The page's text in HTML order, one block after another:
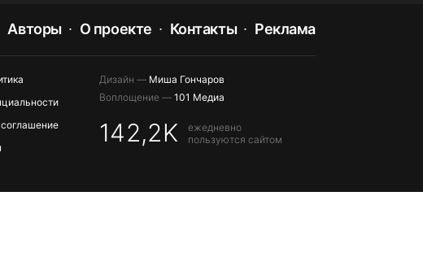
Авторы О проекте Контакты Реклама
Дизайн — Миша Гончаров
Воплощение — 101 Медиа
142,2K
ежедневно
пользуются сайтом